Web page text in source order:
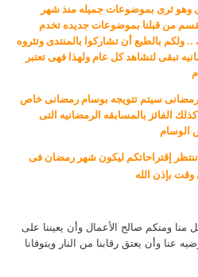
وهو ثرى بموضوعات جميله منذ شهر
من قبلنا بموضوعات جديده تخدم
ولكم بالطبع أن تشاركوا بالمنتدى وتثروه
تبقى لتشاهد كل عام ولهذا فهى تعتبر
سيتم تتويجه بوسام رمضانى خاص
الفائز بالمسابقه الرمضانيه التى
الوسام
إقتراحاتكم ليكون شهر رمضان فى
بإذن الله
ومنكم صالح الأعمال وأن يعيننا على
عنا وأن يعتق رقابنا من النار ويتوفانا